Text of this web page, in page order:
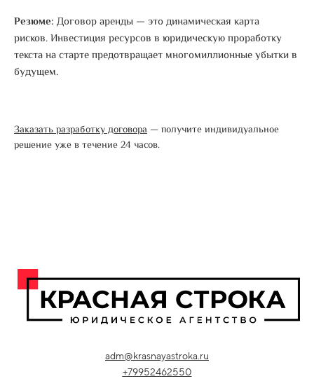
Резюме: Договор аренды — это динамическая карта
рисков. Инвестиция ресурсов в юридическую проработку
текста на старте предотвращает многомиллионные убытки в
будущем.
Заказать разработку договора — получите индивидуальное
решение уже в течение 24 часов.
adm@krasnayastroka.ru
+79952462550